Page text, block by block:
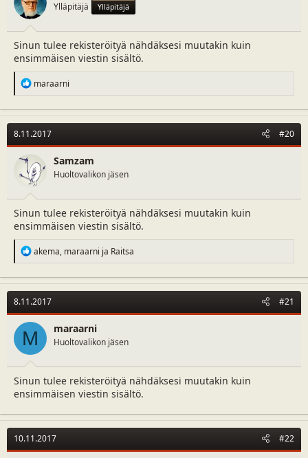
Ylläpitäjä Ylläpitäjä
Sinun tulee rekisteröityä nähdäksesi muutakin kuin
ensimmäisen viestin sisältö.
R
e
c
t
i
o
s
:
maraarni
8.11.2017 #20
Samzam
Huoltovalikon jäsen
Sinun tulee rekisteröityä nähdäksesi muutakin kuin
ensimmäisen viestin sisältö.
R
e
c
t
i
o
n
s
akema, maraarni ja Raitsa
8.11.2017 #21
M maraarni
Huoltovalikon jäsen
Sinun tulee rekisteröityä nähdäksesi muutakin kuin
ensimmäisen viestin sisältö.
10.11.2017 #22